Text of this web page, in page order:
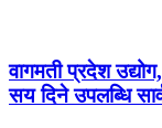
वागमती प्रदेश
सय दिने उपलब्धि